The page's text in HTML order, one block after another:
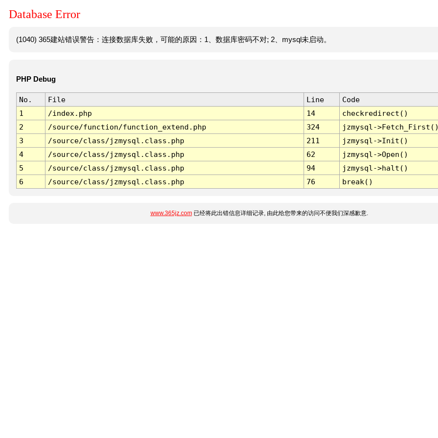
Database Error
(1040) 365建站错误警告：连接数据库失败，可能的原因：1、数据库密码不对; 2、mysql未启动。
PHP Debug
No. File Line
Code
1
/index.php 14
checkredirect()
2
/source/function/function_extend.php 324
jzmysql-
3
/source/class/jzmysql.class.php 211
jzmysql->Init()
4
/source/class/jzmysql.class.php 62
jzmysql->Open()
5
/source/class/jzmysql.class.php 94
jzmysql->halt()
6
/source/class/jzmysql.class.php 76 break()
www.365jz.com已经将此出错信息详细记录, 由此给您带来的访问不便我们深感歉意.